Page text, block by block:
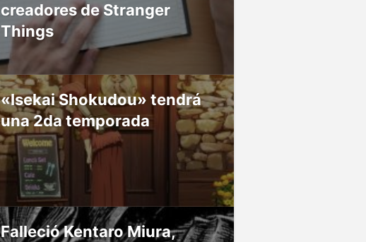
creadores de Stranger
Things
«Isekai Shokudou» tendrá
una 2da temporada
Falleció Kentaro Miura,